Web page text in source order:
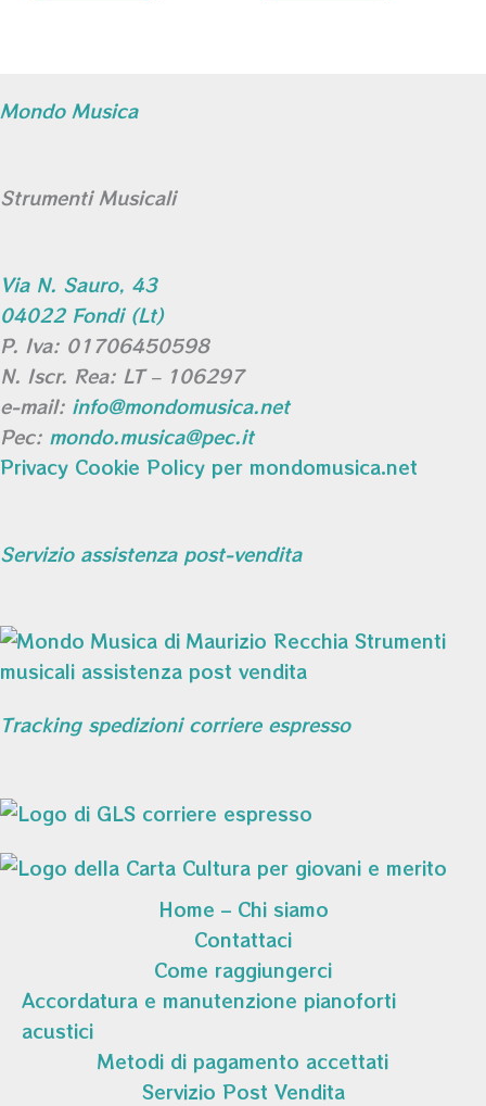
Mondo Musica
Strumenti Musicali
Via N. Sauro, 43
04022 Fondi (Lt)
P. Iva: 01706450598
N. Iscr. Rea: LT – 106297
e-mail: info@mondomusica.net
Pec: mondo.musica@pec.it
Privacy Cookie Policy per mondomusica.net
Servizio assistenza post-vendita
Tracking spedizioni corriere espresso
Home – Chi siamo
Contattaci
Come raggiungerci
Accordatura e manutenzione pianoforti
acustici
Metodi di pagamento accettati
Servizio Post Vendita